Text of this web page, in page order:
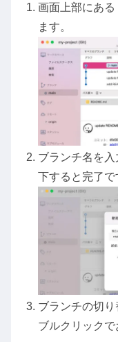
画面上部にあ
ます。
ブランチ名を
下すると完了で
ブランチの切
ブルクリックで